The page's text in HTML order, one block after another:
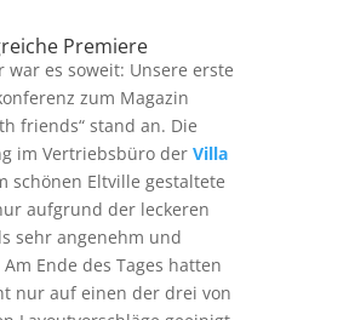
Premiere
war es soweit: Unsere erste
zum Magazin
friends“ stand an. Die
im Vertriebsbüro der Villa
schönen Eltville gestaltete
aufgrund der leckeren
sehr angenehm und
Ende des Tages hatten
nur auf einen der drei von